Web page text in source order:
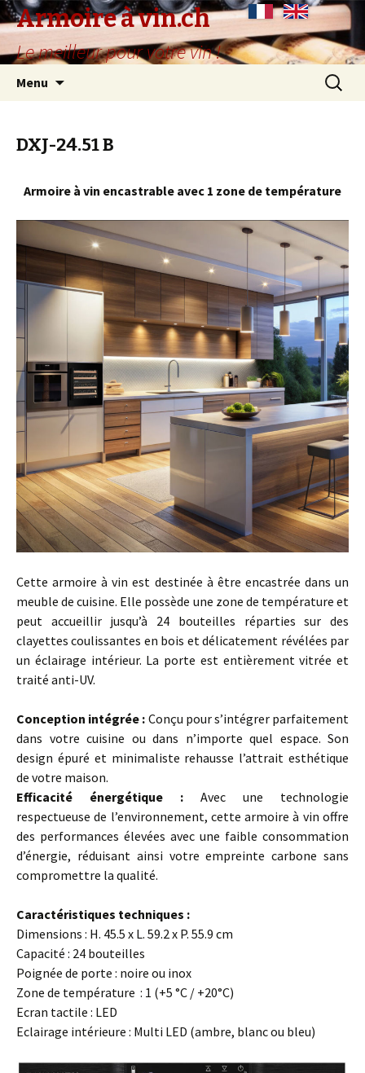
Armoire à vin.ch
Le meilleur pour votre vin !
Menu
DXJ-24.51 B
Armoire à vin encastrable avec 1 zone de température
Cette armoire à vin est destinée à être encastrée dans un
meuble de cuisine. Elle possède une zone de température et
peut accueillir jusqu’à 24 bouteilles réparties sur des
clayettes coulissantes en bois et délicatement révélées par
un éclairage intérieur. La porte est entièrement vitrée et
traité anti-UV.
Conception intégrée : Conçu pour s’intégrer parfaitement
dans votre cuisine ou dans n’importe quel espace. Son
design épuré et minimaliste rehausse l’attrait esthétique
de votre maison.
Efficacité énergétique : Avec une technologie
respectueuse de l’environnement, cette armoire à vin offre
des performances élevées avec une faible consommation
d’énergie, réduisant ainsi votre empreinte carbone sans
compromettre la qualité.
Caractéristiques techniques :
Dimensions : H. 45.5 x L. 59.2 x P. 55.9 cm
Capacité : 24 bouteilles
Poignée de porte : noire ou inox
Zone de température : 1 (+5 °C / +20°C)
Ecran tactile : LED
Eclairage intérieure : Multi LED (ambre, blanc ou bleu)